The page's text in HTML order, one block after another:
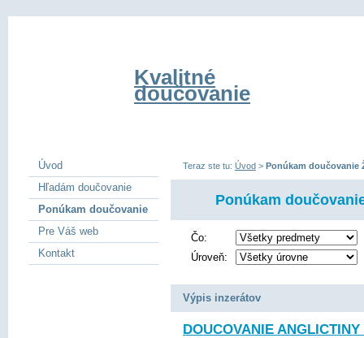
Kvalitné
doučovanie
Teraz ste tu: Úvod > Ponúkam doučovanie
Ponúkam
Čo:
Úroveň:
Výpis inzerátov
DOUCOVANIE
Úvod
Hľadám doučovanie
Ponúkam doučovanie
Pre Váš web
Kontakt